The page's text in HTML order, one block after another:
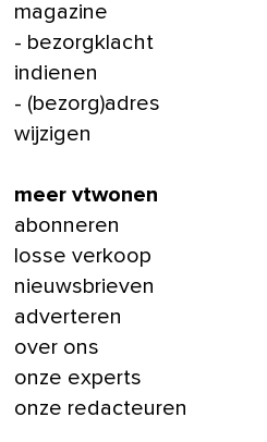
magazine
- bezorgklacht
indienen
- (bezorg)adres
wijzigen
meer vtwonen
abonneren
losse verkoop
nieuwsbrieven
adverteren
over ons
onze experts
onze redacteuren